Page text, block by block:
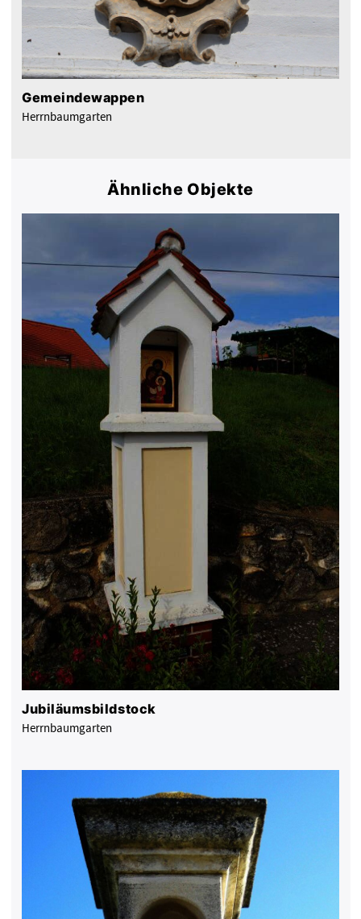
Gemeindewappen
Herrnbaumgarten
Ähnliche Objekte
Jubiläumsbildstock
Herrnbaumgarten